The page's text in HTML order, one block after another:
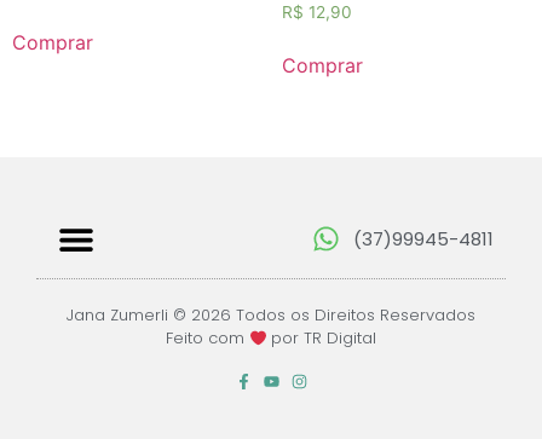
Comprar
R$ 12,90
Comprar
(37)99945-4811
Jana Zumerli © 2026 Todos os Direitos Reservados
Feito com
por TR Digital